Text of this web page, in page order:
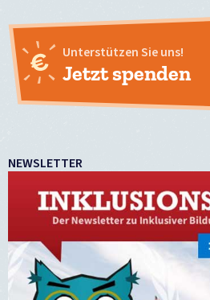
Unterstützen Sie uns!
Jetzt spenden
NEWSLETTER